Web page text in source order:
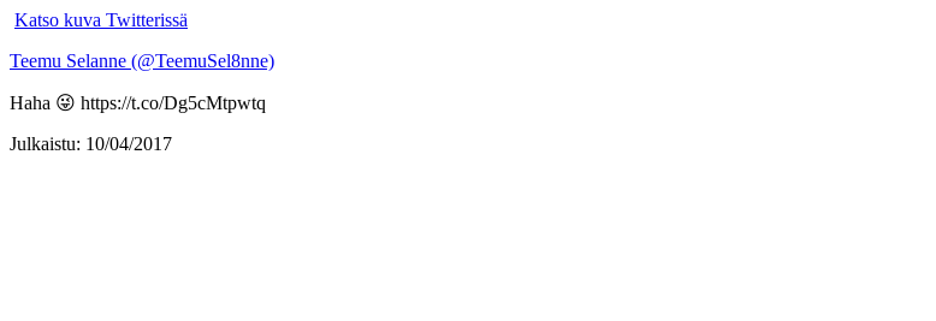
Katso kuva Twitterissä
Teemu Selanne (@TeemuSel8nne)
Haha 😜 https://t.co/Dg5cMtpwtq
Julkaistu: 10/04/2017